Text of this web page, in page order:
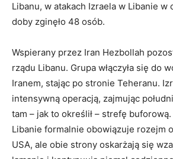
Libanu, w atakach Izraela w Libanie w
doby zginęło 48 osób.
Wspierany przez Iran Hezbollah
rządu Libanu. Grupa włączyła się do
Iranem, stając po stronie Teheranu.
intensywną operacją, zajmując
tam – jak to określił – strefę
Libanie formalnie obowiązuje rozejm
USA, ale obie strony oskarżają się